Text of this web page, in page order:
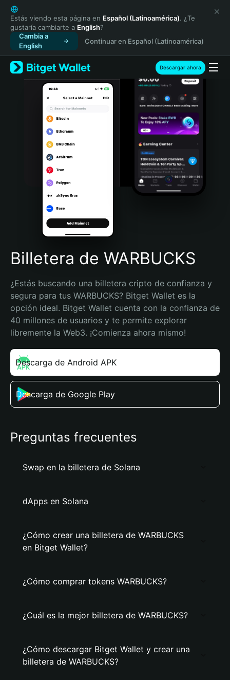
English
日本語
Tiếng Việt
Русский
Español (Latinoamérica)
Türkçe
Italiano
Português (Portugal)
Bahasa Indonesia
Português (Brasil)
Español (Argentina)
Estás viendo esta página en Español (Latinoamérica). ¿Te
gustaría cambiarte a English?
Cambia a
English
Continuar en Español (Latinoamérica)
Descargar ahora
Billetera de WARBUCKS
¿Estás buscando una billetera cripto de confianza y
segura para tus WARBUCKS? Bitget Wallet es la
opción ideal. Bitget Wallet cuenta con la confianza de
40 millones de usuarios y te permite explorar
libremente la Web3. ¡Comienza ahora mismo!
Descarga de Android APK
Descarga de Google Play
Preguntas frecuentes
Swap en la billetera de Solana
dApps en Solana
¿Cómo crear una billetera de WARBUCKS
en Bitget Wallet?
¿Cómo comprar tokens WARBUCKS?
¿Cuál es la mejor billetera de WARBUCKS?
¿Cómo descargar Bitget Wallet y crear una
billetera de WARBUCKS?